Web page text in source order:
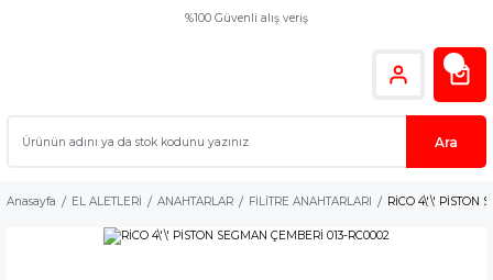
%100 Güvenli alış veriş
Ara
Anasayfa EL ALETLERİ ANAHTARLAR FİLİTRE ANAHTARLARI RİCO 4\'\' PİSTON